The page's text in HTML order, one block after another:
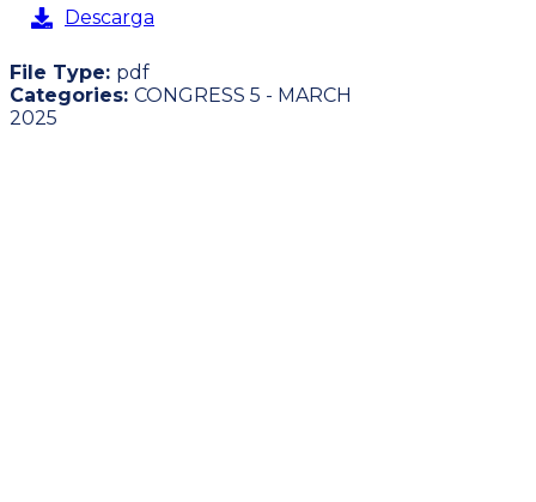
Descarga
File Type: pdf
Categories: CONGRESS 5 - MARCH
2025